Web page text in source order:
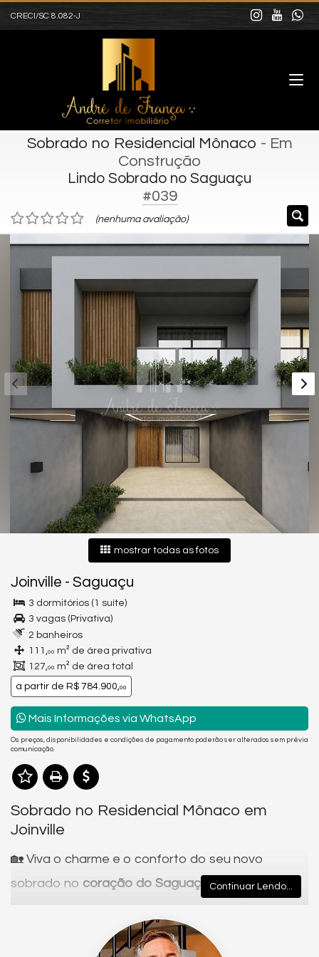
CRECI/SC 8.082-J
Sobrado no Residencial Mônaco - Em
Construção
Lindo Sobrado no Saguaçu
#039
(nenhuma avaliação)
mostrar todas as fotos
Joinville - Saguaçu
3 dormitórios (1 suíte)
3 vagas (Privativa)
2 banheiros
111,00 m² de área privativa
127,00 m² de área total
a partir de R$ 784.900,00
Mais Informações via WhatsApp
Os preços, disponibilidades e condições de pagamento poderão ser alterados sem prévia
comunicação.
Sobrado no Residencial Mônaco em
Joinville
🏡 Viva o charme e o conforto do seu novo
sobrado no coração do Saguaçu – Joinville
qualidade, design e localização privilegiada. No bairro
Saguaçu, um dos mais desejados de Joinville, nasce um
empreendimento que une bom gosto, funcionalidade e
Continuar Lendo...